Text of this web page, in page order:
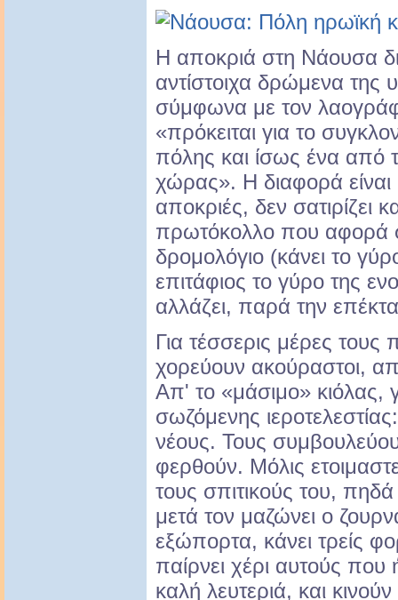
Η αποκριά στη Νάουσα
αντίστοιχα δρώμενα
σύμφωνα με τον
«πρόκειται για το
πόλης και ίσως ένα από
χώρας». Η διαφορά είναι
αποκριές, δεν σατιρίζει
πρωτόκολλο που αφορά
δρομολόγιο (κάνει το
επιτάφιος το γύρο της
αλλάζει, παρά την
Για τέσσερις μέρες τους
χορεύουν ακούραστοι,
Απ' το «μάσιμο» κιόλας,
σωζόμενης
νέους. Τους
φερθούν. Μόλις
τους σπιτικούς του,
μετά τον μαζώνει ο
εξώπορτα, κάνει τρείς
παίρνει χέρι αυτούς
καλή λευτεριά, και